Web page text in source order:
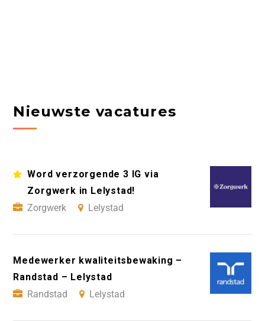
Nieuwste vacatures
Word verzorgende 3 IG via
Zorgwerk in Lelystad!
Zorgwerk
Lelystad
Medewerker kwaliteitsbewaking –
Randstad – Lelystad
Randstad
Lelystad